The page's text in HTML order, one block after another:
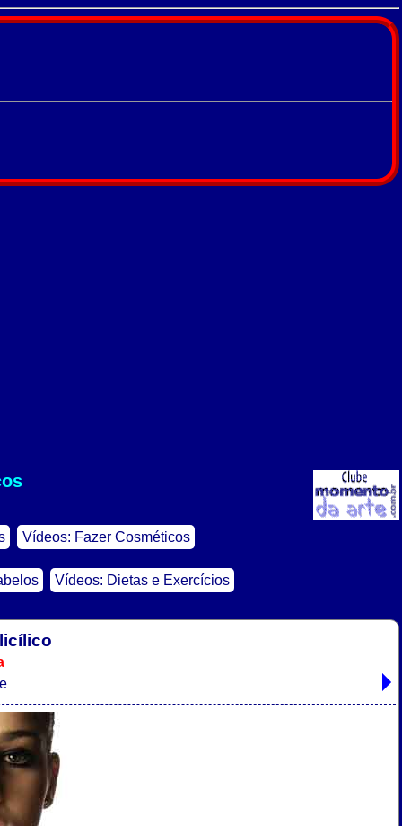
Vídeos: Fazer Cosméticos
Vídeos: Dietas e Exercícios